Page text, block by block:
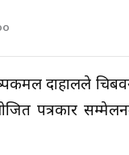
दाहालले
पत्रकार